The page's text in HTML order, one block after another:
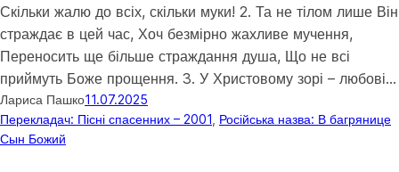
Скільки жалю до всіх, скільки муки! 2. Та не тілом лише Він
страждає в цей час, Хоч безмірно жахливе мучення,
Переносить ще більше страждання душа, Що не всі
приймуть Боже прощення. 3. У Христовому зорі – любові…
Лариса Пашко11.07.2025
Перекладач: Пісні спасенних – 2001 Російська назва: В багрянице
Сын Божий